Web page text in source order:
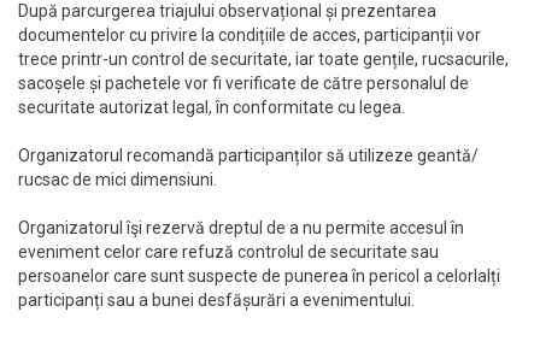
După parcurgerea triajului observațional și prezentarea
documentelor cu privire la condițiile de acces, participanții vor
trece printr-un control de securitate, iar toate gențile, rucsacurile,
sacoșele și pachetele vor fi verificate de către personalul de
securitate autorizat legal, în conformitate cu legea.
Organizatorul recomandă participanților să utilizeze geantă/
rucsac de mici dimensiuni.
Organizatorul îşi rezervă dreptul de a nu permite accesul în
eveniment celor care refuză controlul de securitate sau
persoanelor care sunt suspecte de punerea în pericol a celorlalți
participanți sau a bunei desfășurări a evenimentului.